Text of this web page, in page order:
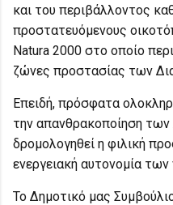
και του περιβάλλοντος
προστατευόμενους
Natura 2000 στο οποίο
ζώνες προστασίας των
Επειδή, πρόσφατα
την απανθρακοποίηση των
δρομολογηθεί η φιλική
ενεργειακή αυτονομία
Το Δημοτικό μας